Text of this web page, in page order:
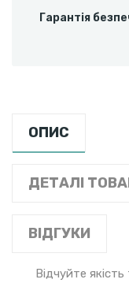
Гарантія
ОПИС
ДЕТАЛІ
ВІДГУКИ
Відчуйте